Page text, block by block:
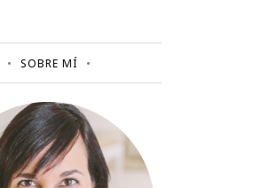
SOBRE MÍ